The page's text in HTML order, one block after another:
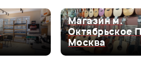
Магазин м.
Октябрьское
Москва